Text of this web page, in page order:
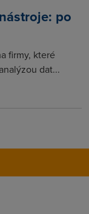
po
firmy, které
dat...